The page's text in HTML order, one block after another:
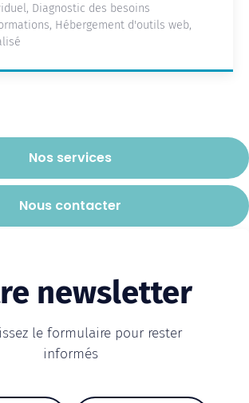
, Diagnostic des besoins
, Hébergement d'outils web,
Nos services
Nous contacter
newsletter
le formulaire pour rester
informés